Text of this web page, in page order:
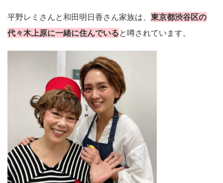
平野レミさんと和田明日香さん家族は、 東京都渋谷区の
代々木上原に一緒に住んでいると噂されています。